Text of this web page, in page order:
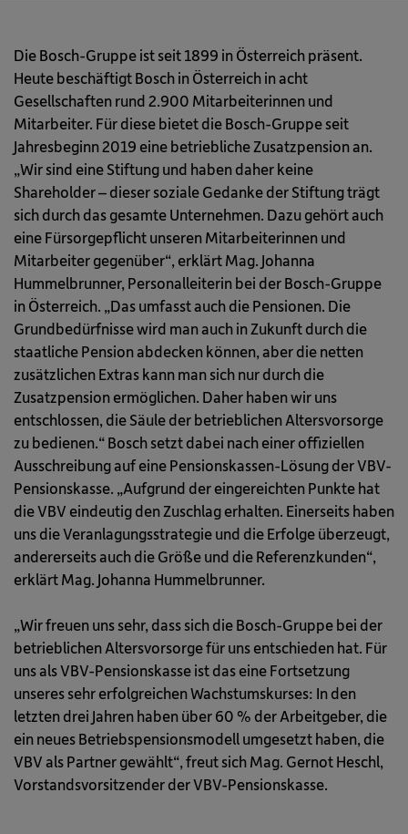
Die Bosch-Gruppe ist seit 1899 in Österreich präsent.
Heute beschäftigt Bosch in Österreich in acht
Gesellschaften rund 2.900 Mitarbeiterinnen und
Mitarbeiter. Für diese bietet die Bosch-Gruppe seit
Jahresbeginn 2019 eine betriebliche Zusatzpension an.
„Wir sind eine Stiftung und haben daher keine
Shareholder – dieser soziale Gedanke der Stiftung trägt
sich durch das gesamte Unternehmen. Dazu gehört auch
eine Fürsorgepflicht unseren Mitarbeiterinnen und
Mitarbeiter gegenüber“, erklärt Mag. Johanna
Hummelbrunner, Personalleiterin bei der Bosch-Gruppe
in Österreich. „Das umfasst auch die Pensionen. Die
Grundbedürfnisse wird man auch in Zukunft durch die
staatliche Pension abdecken können, aber die netten
zusätzlichen Extras kann man sich nur durch die
Zusatzpension ermöglichen. Daher haben wir uns
entschlossen, die Säule der betrieblichen Altersvorsorge
zu bedienen.“ Bosch setzt dabei nach einer offiziellen
Ausschreibung auf eine Pensionskassen-Lösung der VBV-
Pensionskasse. „Aufgrund der eingereichten Punkte hat
die VBV eindeutig den Zuschlag erhalten. Einerseits haben
uns die Veranlagungsstrategie und die Erfolge überzeugt,
andererseits auch die Größe und die Referenzkunden“,
erklärt Mag. Johanna Hummelbrunner.
„Wir freuen uns sehr, dass sich die Bosch-Gruppe bei der
betrieblichen Altersvorsorge für uns entschieden hat. Für
uns als VBV-Pensionskasse ist das eine Fortsetzung
unseres sehr erfolgreichen Wachstumskurses: In den
letzten drei Jahren haben über 60 % der Arbeitgeber, die
ein neues Betriebspensionsmodell umgesetzt haben, die
VBV als Partner gewählt“, freut sich Mag. Gernot Heschl,
Vorstandsvorsitzender der VBV-Pensionskasse.